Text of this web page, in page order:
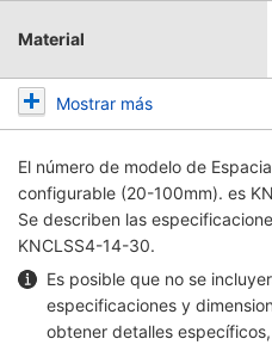
Material
Mostrar más
El número de modelo de
configurable (20-100mm). es
Se describen las
KNCLSS4-14-30.
Es posible que no se
especificaciones y
obtener detalles